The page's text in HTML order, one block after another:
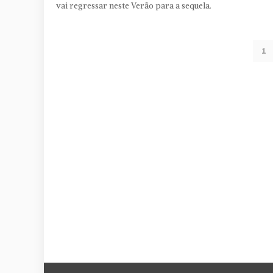
vai regressar neste Verão para a sequela.
1